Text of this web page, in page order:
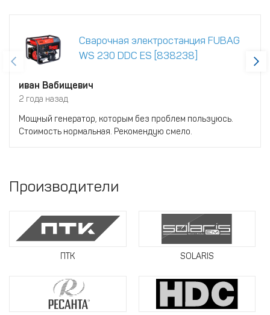
Сварочная электростанция FUBAG
WS 230 DDC ES [838238]
иван Вабищевич
2 года назад
Мощный генератор, которым без проблем пользуюсь.
Стоимость нормальная. Рекомендую смело.
Производители
ПТК SOLARIS